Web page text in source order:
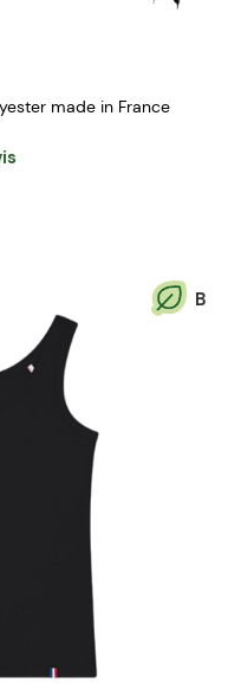
made in France
B